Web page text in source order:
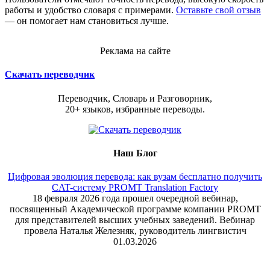
работы и удобство словаря с примерами. Оставьте свой отзыв
— он помогает нам становиться лучше.
Реклама на сайте
Скачать переводчик
Переводчик, Словарь и Разговорник,
20+ языков, избранные переводы.
Наш Блог
Цифровая эволюция перевода: как вузам бесплатно получить
CAT-систему PROMT Translation Factory
18 февраля 2026 года прошел очередной вебинар,
посвященный Академической программе компании PROMT
для представителей высших учебных заведений. Вебинар
провела Наталья Железняк, руководитель лингвистич
01.03.2026